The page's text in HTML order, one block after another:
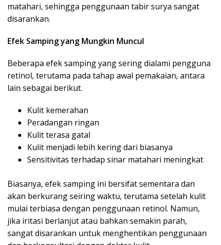
matahari, sehingga penggunaan tabir surya sangat
disarankan.
Efek Samping yang Mungkin Muncul
Beberapa efek samping yang sering dialami pengguna
retinol, terutama pada tahap awal pemakaian, antara
lain sebagai berikut.
Kulit kemerahan
Peradangan ringan
Kulit terasa gatal
Kulit menjadi lebih kering dari biasanya
Sensitivitas terhadap sinar matahari meningkat
Biasanya, efek samping ini bersifat sementara dan
akan berkurang seiring waktu, terutama setelah kulit
mulai terbiasa dengan penggunaan retinol. Namun,
jika iritasi berlanjut atau bahkan semakin parah,
sangat disarankan untuk menghentikan penggunaan